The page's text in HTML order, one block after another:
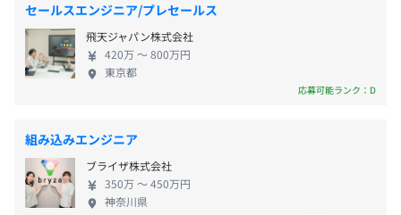
お客様や社内スタッフからフィードバックで実感しやすい
ですので評価もしっくりきます。
◆交通費全額支給
◆時間外手当（超過分）
◆住宅手当
◆家族手当
◆地域手当
◆技術手当
VMD。魅力ある商品陳列、店づくりの知識と感性を
身につけることで、売上向上につなげます。 【当社
が提供する9つの価値】 ①社内一貫体制による商品供
給力 国内一貫生産メーカーだからこその商品供給力
サービスをご提供。 ②全国47の営業拠点による迅速
なネットワーク 全国主要箇所のすべてに代理店や他
社委託ではなく直営の拠点を持ち、迅速で安心感の
セールスエンジニア/プレセールス
飛天ジャパン株式会社
420万 〜 800万円
東京都
応募可能ランク：D
組み込みエンジニア
ブライザ株式会社
350万 〜 450万円
神奈川県